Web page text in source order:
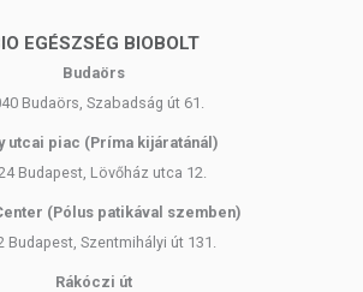
EGÉSZSÉG BIOBOLT
Budaörs
Budaörs, Szabadság út 61.
utcai piac (Príma kijáratánál)
Budapest, Lövőház utca 12.
(Pólus patikával szemben)
Budapest, Szentmihályi út 131.
Rákóczi út